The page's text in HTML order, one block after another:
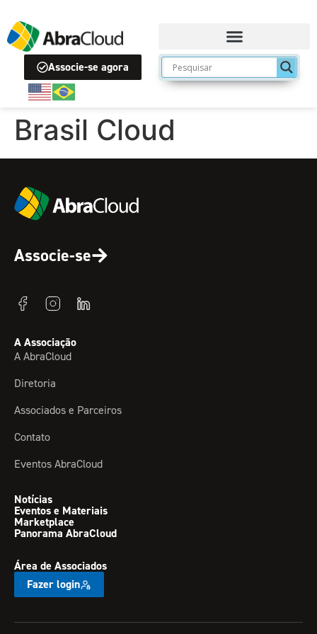
Associe-se agora
Brasil Cloud
Associe-se
A Associação
A AbraCloud
Diretoria
Associados e Parceiros
Contato
Eventos AbraCloud
Notícias
Eventos e Materiais
Marketplace
Panorama AbraCloud
Área de Associados
Fazer login